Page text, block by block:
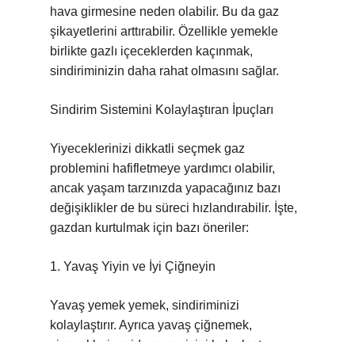
hava girmesine neden olabilir. Bu da gaz
şikayetlerini arttırabilir. Özellikle yemekle
birlikte gazlı içeceklerden kaçınmak,
sindiriminizin daha rahat olmasını sağlar.
Sindirim Sistemini Kolaylaştıran İpuçları
Yiyeceklerinizi dikkatli seçmek gaz
problemini hafifletmeye yardımcı olabilir,
ancak yaşam tarzınızda yapacağınız bazı
değişiklikler de bu süreci hızlandırabilir. İşte,
gazdan kurtulmak için bazı öneriler:
1. Yavaş Yiyin ve İyi Çiğneyin
Yavaş yemek yemek, sindiriminizi
kolaylaştırır. Ayrıca yavaş çiğnemek,